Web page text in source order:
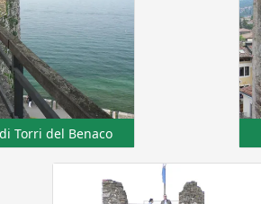
Torri del Benaco